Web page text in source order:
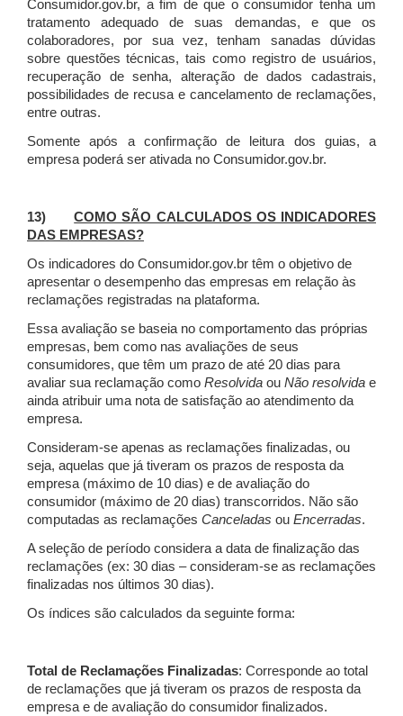
Consumidor.gov.br, a fim de que o consumidor tenha um
tratamento adequado de suas demandas, e que os
colaboradores, por sua vez, tenham sanadas dúvidas
sobre questões técnicas, tais como registro de usuários,
recuperação de senha, alteração de dados cadastrais,
possibilidades de recusa e cancelamento de reclamações,
entre outras.
Somente após a confirmação de leitura dos guias, a
empresa poderá ser ativada no Consumidor.gov.br.
13)COMO SÃO CALCULADOS OS INDICADORES
DAS EMPRESAS?
Os indicadores do Consumidor.gov.br têm o objetivo de
apresentar o desempenho das empresas em relação às
reclamações registradas na plataforma.
Essa avaliação se baseia no comportamento das próprias
empresas, bem como nas avaliações de seus
consumidores, que têm um prazo de até 20 dias para
avaliar sua reclamação como Resolvida ou Não resolvida e
ainda atribuir uma nota de satisfação ao atendimento da
empresa.
Consideram-se apenas as reclamações finalizadas, ou
seja, aquelas que já tiveram os prazos de resposta da
empresa (máximo de 10 dias) e de avaliação do
consumidor (máximo de 20 dias) transcorridos. Não são
computadas as reclamações Canceladas ou Encerradas.
A seleção de período considera a data de finalização das
reclamações (ex: 30 dias – consideram-se as reclamações
finalizadas nos últimos 30 dias).
Os índices são calculados da seguinte forma:
Total de Reclamações Finalizadas: Corresponde ao total
de reclamações que já tiveram os prazos de resposta da
empresa e de avaliação do consumidor finalizados.